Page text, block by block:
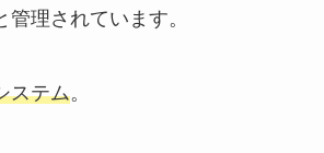
理されています。
ステム。